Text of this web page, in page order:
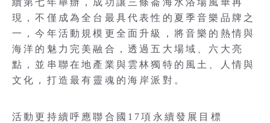
續第七年舉辦，成功讓三條崙海水浴場風華再
現，不僅成為全台最具代表性的夏季音樂品牌之
一，今年活動規模更全面升級，將音樂的熱情與
海洋的魅力完美融合，透過五大場域、六大亮
點，並串聯在地產業與雲林獨特的風土、人情與
文化，打造最有靈魂的海岸派對。
活動更持續呼應聯合國17項永續發展目標